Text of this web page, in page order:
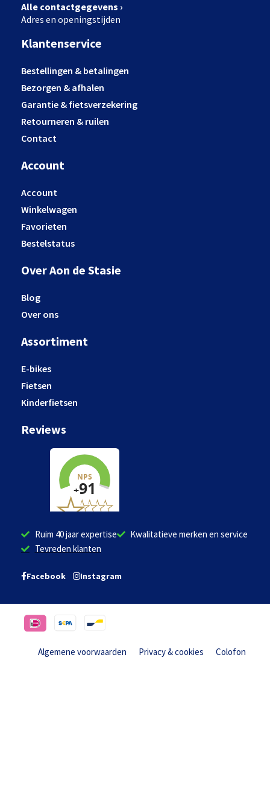
Alle contactgegevens ›
Adres en openingstijden
Klantenservice
Bestellingen & betalingen
Bezorgen & afhalen
Garantie & fietsverzekering
Retourneren & ruilen
Contact
Account
Account
Winkelwagen
Favorieten
Bestelstatus
Over Aon de Stasie
Blog
Over ons
Assortiment
E-bikes
Fietsen
Kinderfietsen
Reviews
Ruim 40 jaar expertise
Kwalitatieve merken en service
Tevreden klanten
Facebook Instagram
Algemene voorwaarden Privacy & cookies Colofon